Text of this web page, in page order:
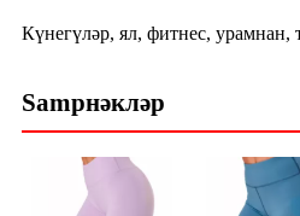
Күнегүләр, ял, фитнес, урамнан,
Samрнәкләр